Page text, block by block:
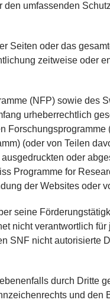
umfassenden
Seiten oder das
zeitweise oder
(NFP) sowie des
urheberrechtlich
(oder von Teilen
oder
Programme for
der Websites oder
seine
nicht verantwortlich
SNF nicht autorisierte
durch Dritte
und den